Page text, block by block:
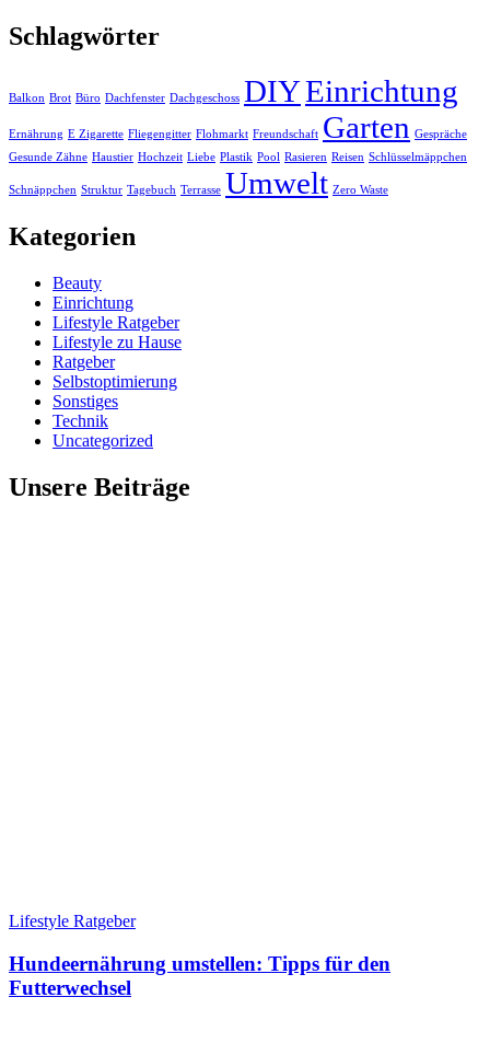
Schlagwörter
Balkon Brot Büro Dachfenster Dachgeschoss DIYEinrichtung
Ernährung E Zigarette Fliegengitter Flohmarkt Freundschaft Garten Gespräche
Gesunde Zähne Haustier Hochzeit Liebe Plastik Pool Rasieren Reisen Schlüsselmäppchen
Schnäppchen Struktur Tagebuch Terrasse Umwelt Zero Waste
Kategorien
Beauty
Einrichtung
Lifestyle Ratgeber
Lifestyle zu Hause
Ratgeber
Selbstoptimierung
Sonstiges
Technik
Uncategorized
Unsere Beiträge
Lifestyle Ratgeber
Hundeernährung umstellen: Tipps für den
Futterwechsel